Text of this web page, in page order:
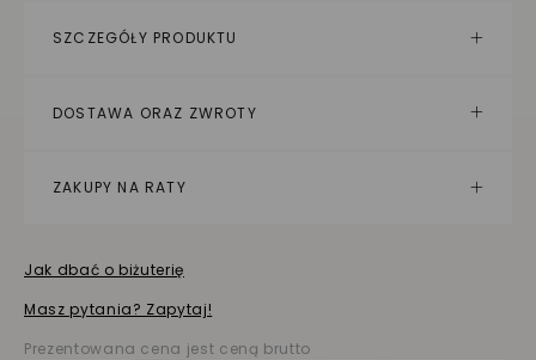
SZCZEGÓŁY PRODUKTU
DOSTAWA ORAZ ZWROTY
ZAKUPY NA RATY
Jak dbać o biżuterię
Masz pytania? Zapytaj!
Prezentowana cena jest ceną brutto